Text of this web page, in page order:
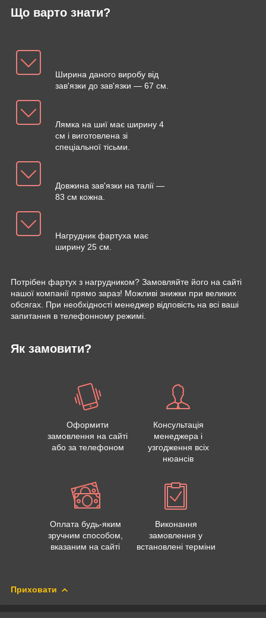
Що варто знати?
Ширина даного виробу від
зав'язки до зав'язки — 67 см.
Лямка на шиї має ширину 4
см і виготовлена зі
спеціальної тісьми.
Довжина зав'язки на талії —
83 см кожна.
Нагрудник фартуха має
ширину 25 см.
Потрібен фартух з нагрудником? Замовляйте його на сайті
нашої компанії прямо зараз! Можливі знижки при великих
обсягах. При необхідності менеджер відповість на всі ваші
запитання в телефонному режимі.
Як замовити?
Оформити
замовлення на сайті
або за телефоном
Консультація
менеджера і
узгодження всіх
нюансів
Оплата будь-яким
зручним способом,
вказаним на сайті
Виконання
замовлення у
встановлені терміни
Приховати